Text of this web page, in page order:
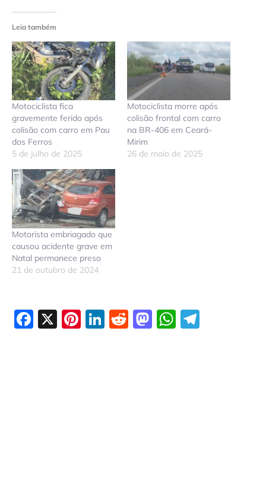
Leia também
Motociclista fica
gravemente ferido após
colisão com carro em Pau
dos Ferros
5 de julho de 2025
Motociclista morre após
colisão frontal com carro
na BR-406 em Ceará-
Mirim
26 de maio de 2025
Motorista embriagado que
causou acidente grave em
Natal permanece preso
21 de outubro de 2024
Facebook
X Pinterest
LinkedIn
Reddit
Mastodon